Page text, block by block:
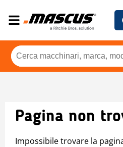
Pagina non
Impossibile trovare la